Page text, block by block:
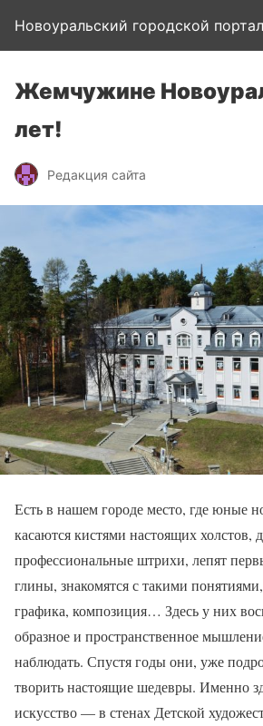
Новоуральский городской портал
Жемчужине
лет!
Редакция сайта
Есть в нашем городе место, где юные
касаются кистями настоящих холстов,
профессиональные штрихи, лепят
глины, знакомятся с такими
графика, композиция… Здесь у них
образное и пространственное
наблюдать. Спустя годы они, уже
творить настоящие шедевры. Именно
искусство — в стенах Детской